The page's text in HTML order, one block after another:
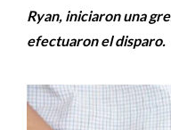
Ryan, iniciaron una
efectuaron el disparo.